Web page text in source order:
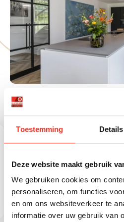
Toestemming Details
Deze website maakt gebruik
We gebruiken cookies om
personaliseren, om functies
en om ons websiteverkeer te
informatie over uw gebruik van
Soort bouw
Ligging
Aantal kamers 6
Aantal slaapkamers 4
Aantal badkamers 1
Badkamervoorzieningen
Aantal woonlagen 3
Overige inpandige
ruimte
Verwarming
Warm water
C.v.-ketel type
Energie einddatum
Permanente bewoning Ja
Huidig gebruik
Huidige bestemming
Perceelnummer
Perceeloppervlakte